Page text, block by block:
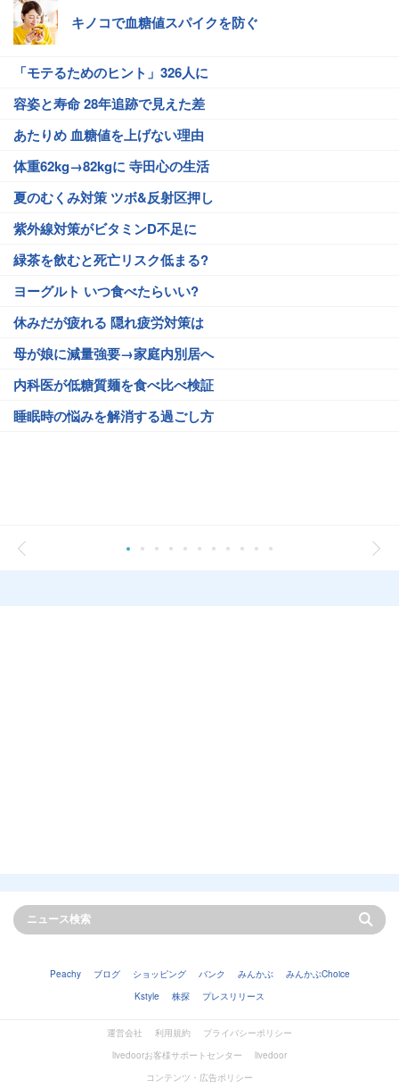
キノコで血糖値スパイクを防ぐ
「モテるためのヒント」326人に
容姿と寿命 28年追跡で見えた差
あたりめ 血糖値を上げない理由
体重62kg→82kgに 寺田心の生活
夏のむくみ対策 ツボ&反射区押し
紫外線対策がビタミンD不足に
緑茶を飲むと死亡リスク低まる?
ヨーグルト いつ食べたらいい?
休みだが疲れる 隠れ疲労対策は
母が娘に減量強要→家庭内別居へ
内科医が低糖質麺を食べ比べ検証
睡眠時の悩みを解消する過ごし方
Peachy ブログ ショッピング バンク みんかぶ
みんかぶChoice
Kstyle
株探 プレスリリース
運営会社 利用規約
プライバシーポリシー
livedoorお客様サポートセンター
livedoor
コンテンツ・広告ポリシー